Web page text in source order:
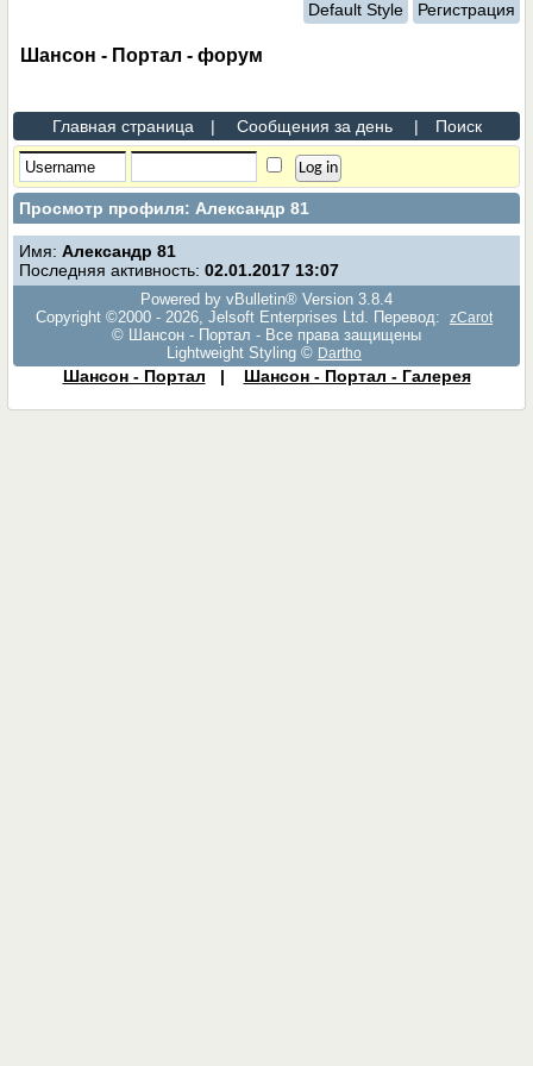
Default Style Регистрация
Шансон - Портал - форум
Главная страница | Сообщения за день | Поиск
Просмотр профиля: Александр 81
Имя:Александр 81
Последняя активность: 02.01.2017 13:07
Powered by vBulletin® Version 3.8.4
Copyright ©2000 - 2026, Jelsoft Enterprises Ltd. Перевод:
zCarot
© Шансон - Портал - Все права защищены
Lightweight Styling © Dartho
Шансон - Портал | Шансон - Портал - Галерея